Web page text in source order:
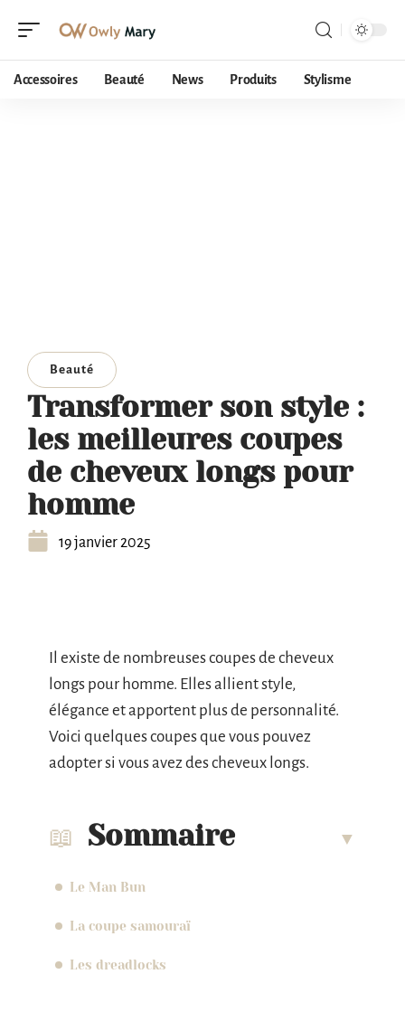
Accessoires Beauté News Produits Stylisme
Beauté
Transformer son style :
les meilleures coupes
de cheveux longs pour
homme
19 janvier 2025
Il existe de nombreuses coupes de cheveux
longs pour homme. Elles allient style,
élégance et apportent plus de personnalité.
Voici quelques coupes que vous pouvez
adopter si vous avez des cheveux longs.
Sommaire
Le Man Bun
La coupe samouraï
Les dreadlocks